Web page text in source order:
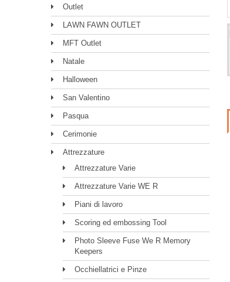
Outlet
LAWN FAWN OUTLET
MFT Outlet
Natale
Halloween
San Valentino
Pasqua
Cerimonie
Attrezzature
Attrezzature Varie
Attrezzature Varie WE R
Piani di lavoro
Scoring ed embossing Tool
Photo Sleeve Fuse We R Memory
Keepers
Occhiellatrici e Pinze